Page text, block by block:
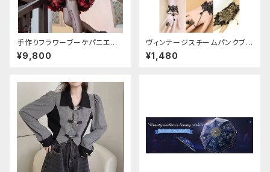
手作りフラワーブーケパニエ
（❁⃘5色展開❁⃘）
¥9,800
ヴィンテージスチームパンクブレ
スレット
¥1,480